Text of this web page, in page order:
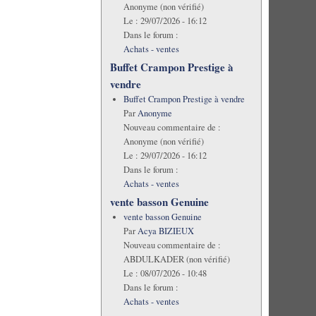
Anonyme (non vérifié)
Le : 29/07/2026 - 16:12
Dans le forum :
Achats - ventes
Buffet Crampon Prestige à
vendre
Buffet Crampon Prestige à vendre
ParAnonyme
Nouveau commentaire de :
Anonyme (non vérifié)
Le : 29/07/2026 - 16:12
Dans le forum :
Achats - ventes
vente basson Genuine
vente basson Genuine
ParAcya BIZIEUX
Nouveau commentaire de :
ABDULKADER (non vérifié)
Le : 08/07/2026 - 10:48
Dans le forum :
Achats - ventes